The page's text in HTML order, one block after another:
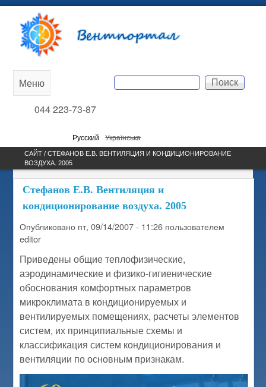
содержанию
Вентпортал
Форма поиска
Поиск
044 223-73-87
Русский Українська
Main
menu
Меню
САЙТ / СТЕФАНОВ Е.В. ВЕНТИЛЯЦИЯ И КОНДИЦИОНИРОВАНИЕ
ВОЗДУХА. 2005
Стефанов Е.В. Вентиляция и
кондиционирование воздуха. 2005
Опубликовано пт, 09/14/2007 - 11:26 пользователем
editor
Приведены общие теплофизические,
аэродинамические и физико-гигиенические
обоснования комфортных параметров
микроклимата в кондиционируемых и
вентилируемых помещениях, расчеты элементов
систем, их принципиальные схемы и
классификация систем кондиционирования и
вентиляции по основным признакам.